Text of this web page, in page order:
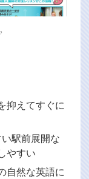
抑えてすぐに
駅前展開な
やすい
自然な英語に